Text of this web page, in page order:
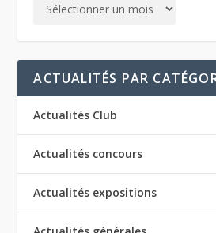
ACTUALITÉS PAR
Actualités Club
Actualités concours
Actualités expositions